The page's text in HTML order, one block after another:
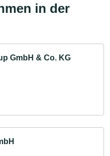
in der
GmbH & Co. KG